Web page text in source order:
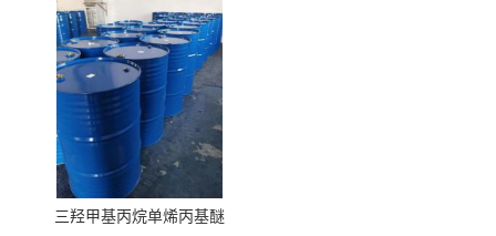
三羟甲基丙烷单烯丙基醚